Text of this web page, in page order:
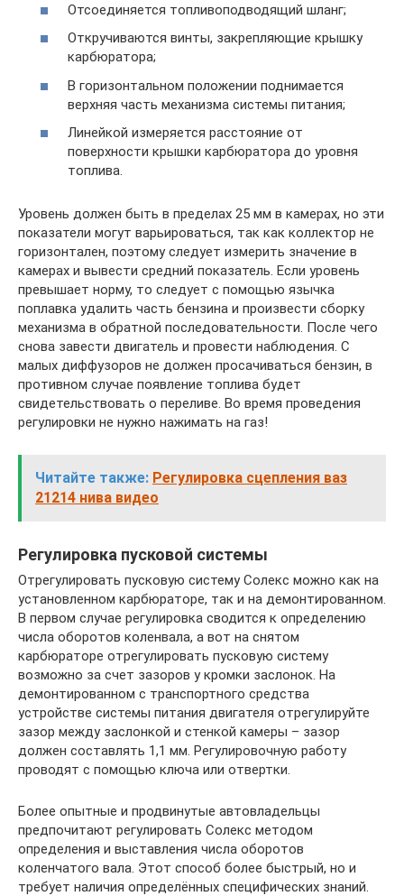
Отсоединяется топливоподводящий шланг;
Откручиваются винты, закрепляющие крышку
карбюратора;
В горизонтальном положении поднимается
верхняя часть механизма системы питания;
Линейкой измеряется расстояние от
поверхности крышки карбюратора до уровня
топлива.
Уровень должен быть в пределах 25 мм в камерах, но эти
показатели могут варьироваться, так как коллектор не
горизонтален, поэтому следует измерить значение в
камерах и вывести средний показатель. Если уровень
превышает норму, то следует с помощью язычка
поплавка удалить часть бензина и произвести сборку
механизма в обратной последовательности. После чего
снова завести двигатель и провести наблюдения. С
малых диффузоров не должен просачиваться бензин, в
противном случае появление топлива будет
свидетельствовать о переливе. Во время проведения
регулировки не нужно нажимать на газ!
Читайте также: Регулировка сцепления ваз
21214 нива видео
Регулировка пусковой системы
Отрегулировать пусковую систему Солекс можно как на
установленном карбюраторе, так и на демонтированном.
В первом случае регулировка сводится к определению
числа оборотов коленвала, а вот на снятом
карбюраторе отрегулировать пусковую систему
возможно за счет зазоров у кромки заслонок. На
демонтированном с транспортного средства
устройстве системы питания двигателя отрегулируйте
зазор между заслонкой и стенкой камеры – зазор
должен составлять 1,1 мм. Регулировочную работу
проводят с помощью ключа или отвертки.
Более опытные и продвинутые автовладельцы
предпочитают регулировать Солекс методом
определения и выставления числа оборотов
коленчатого вала. Этот способ более быстрый, но и
требует наличия определённых специфических знаний.